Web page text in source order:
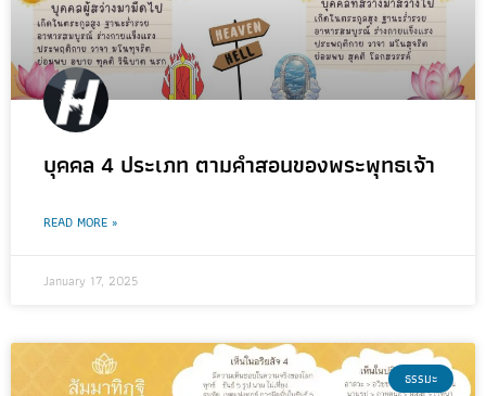
บุคคล 4 ประเภท ตามคำสอนของพระพุทธเจ้า
READ MORE »
January 17, 2025
ธรรมะ